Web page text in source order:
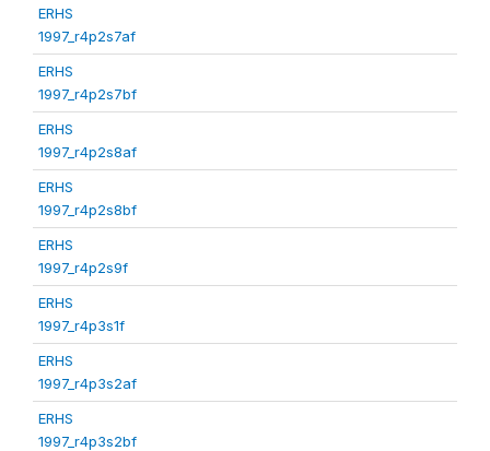
ERHS
1997_r4p2s7af
ERHS
1997_r4p2s7bf
ERHS
1997_r4p2s8af
ERHS
1997_r4p2s8bf
ERHS
1997_r4p2s9f
ERHS
1997_r4p3s1f
ERHS
1997_r4p3s2af
ERHS
1997_r4p3s2bf